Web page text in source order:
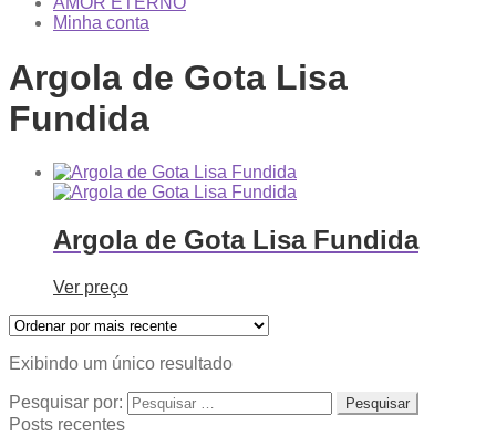
Minha conta
Argola de Gota Lisa
Fundida
Argola de Gota Lisa Fundida
Ver preço
Exibindo um único resultado
Pesquisar por:
Posts recentes